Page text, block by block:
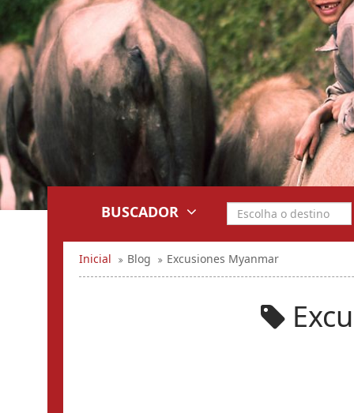
BUSCADOR
Inicial Blog Excusiones Myanmar